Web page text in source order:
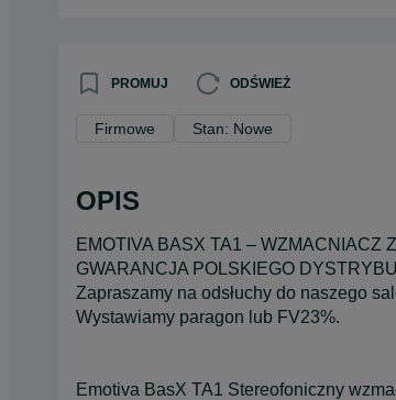
PROMUJ ODŚWIEŻ
Firmowe Stan: Nowe
OPIS
EMOTIVA BASX TA1 – WZMACNIACZ
GWARANCJA POLSKIEGO
Zapraszamy na odsłuchy do naszego
Wystawiamy paragon lub FV23%.
Emotiva BasX TA1 Stereofoniczny